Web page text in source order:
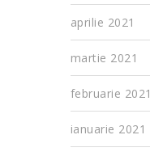
aprilie 2021
martie 2021
februarie 2021
ianuarie 2021